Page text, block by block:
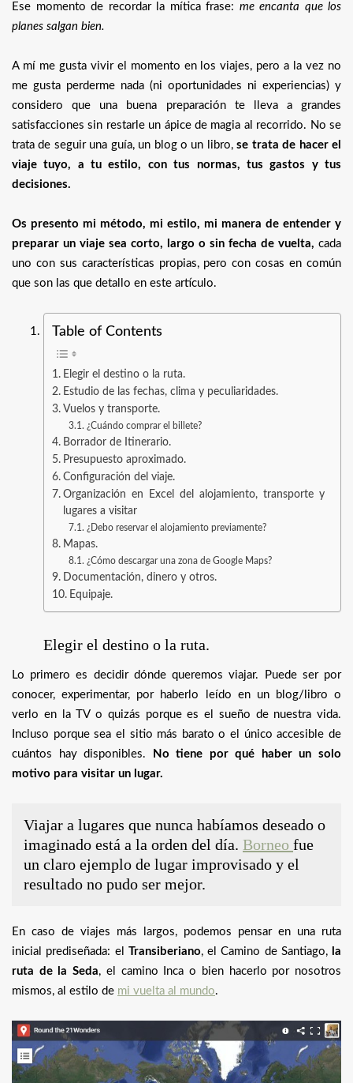
Ese momento de recordar la mítica frase: me encanta que los
planes salgan bien.
A mí me gusta vivir el momento en los viajes, pero a la vez no
me gusta perderme nada (ni oportunidades ni experiencias) y
considero que una buena preparación te lleva a grandes
satisfacciones sin restarle un ápice de magia al recorrido. No se
trata de seguir una guía, un blog o un libro,se trata de hacer el
viaje tuyo, a tu estilo, con tus normas, tus gastos y tus
decisiones.
Os presento mi método, mi estilo, mi manera de entender y
preparar un viaje sea corto, largo o sin fecha de vuelta, cada
uno con sus características propias, pero con cosas en común
que son las que detallo en este artículo.
Table of Contents
Elegir el destino o la ruta.
Estudio de las fechas, clima y peculiaridades.
Vuelos y transporte.
¿Cuándo comprar el billete?
Borrador de Itinerario.
Presupuesto aproximado.
Configuración del viaje.
Organización en Excel del alojamiento, transporte y
lugares a visitar
¿Debo reservar el alojamiento previamente?
Mapas.
¿Cómo descargar una zona de Google Maps?
Documentación, dinero y otros.
Equipaje.
Elegir el destino o la ruta.
Lo primero es decidir dónde queremos viajar. Puede ser por
conocer, experimentar, por haberlo leído en un blog/libro o
verlo en la TV o quizás porque es el sueño de nuestra vida.
Incluso porque sea el sitio más barato o el único accesible de
cuántos hay disponibles.
No tiene por qué haber un solo
motivo para visitar un lugar.
Viajar a lugares que nunca habíamos deseado o
imaginado está a la orden del día. Borneo fue
un claro ejemplo de lugar improvisado y el
resultado no pudo ser mejor.
En caso de viajes más largos, podemos pensar en una ruta
inicial prediseñada: el Transiberiano, el Camino de Santiago, la
ruta de la Seda, el camino Inca o bien hacerlo por nosotros
mismos, al estilo de mi vuelta al mundo.